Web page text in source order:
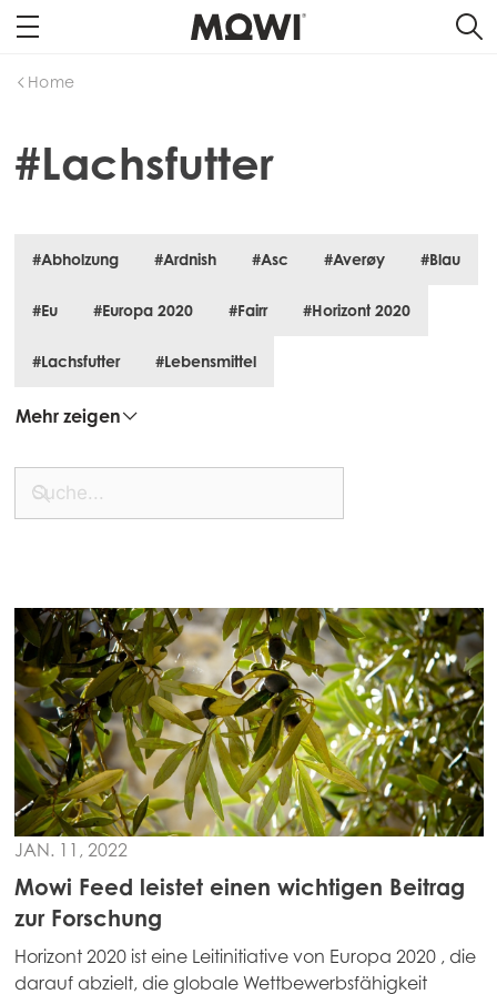
Mowi Global
Asia
Mowi China
Mowi Korea
Mowi Taiwan
Europe
Mowi Belgium (FR)
Mowi Belgium (NL)
Mowi Czechia (CZ)
Mowi Czechia (EN)
Mowi France
Home
#Lachsfutter
#Abholzung #Ardnish #Asc #Averøy #Blau
#Eu #Europa 2020 #Fairr #Horizont 2020
#Lachsfutter #Lebensmittel
Mehr zeigen
JAN. 11, 2022
Mowi Feed leistet einen wichtigen Beitrag
zur Forschung
Horizont 2020 ist eine Leitinitiative von Europa 2020 , die
darauf abzielt, die globale Wettbewerbsfähigkeit